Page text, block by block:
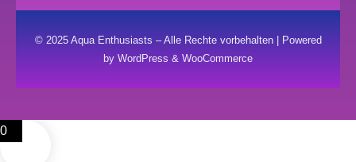
© 2025 Aqua Enthusiasts – Alle Rechte vorbehalten | Powered
by WordPress & WooCommerce
0